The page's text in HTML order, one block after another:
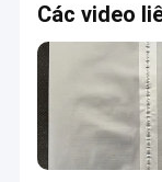
Các video